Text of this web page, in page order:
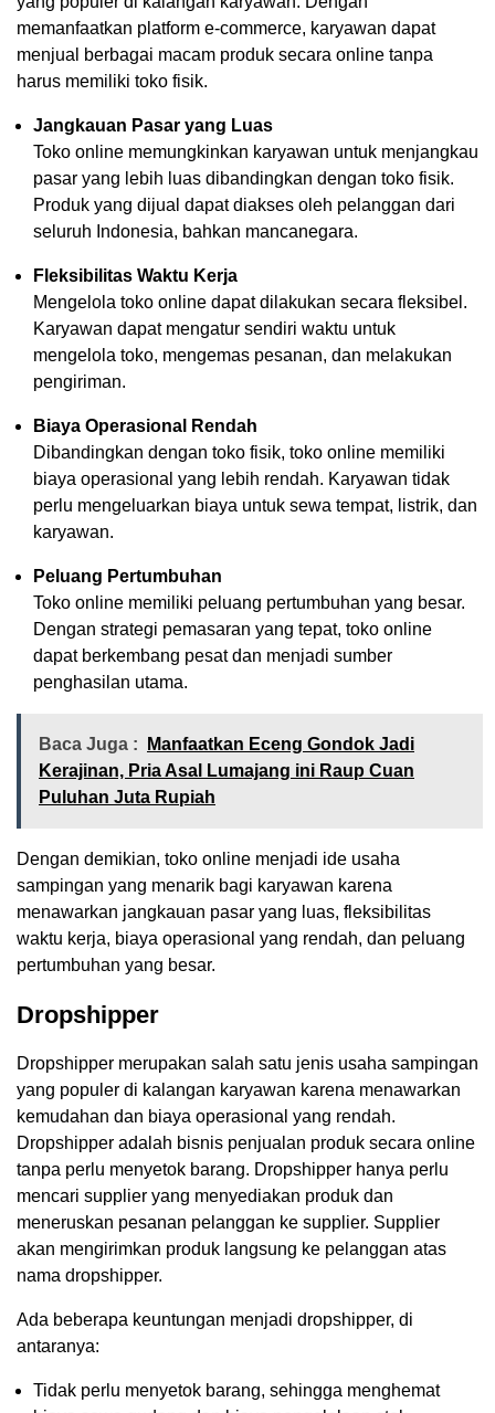
memanfaatkan platform e-commerce, karyawan dapat
menjual berbagai macam produk secara online tanpa
harus memiliki toko fisik.
Jangkauan Pasar yang Luas
Toko online memungkinkan karyawan untuk menjangkau
pasar yang lebih luas dibandingkan dengan toko fisik.
Produk yang dijual dapat diakses oleh pelanggan dari
seluruh Indonesia, bahkan mancanegara.
Fleksibilitas Waktu Kerja
Mengelola toko online dapat dilakukan secara fleksibel.
Karyawan dapat mengatur sendiri waktu untuk
mengelola toko, mengemas pesanan, dan melakukan
pengiriman.
Biaya Operasional Rendah
Dibandingkan dengan toko fisik, toko online memiliki
biaya operasional yang lebih rendah. Karyawan tidak
perlu mengeluarkan biaya untuk sewa tempat, listrik, dan
karyawan.
Peluang Pertumbuhan
Toko online memiliki peluang pertumbuhan yang besar.
Dengan strategi pemasaran yang tepat, toko online
dapat berkembang pesat dan menjadi sumber
penghasilan utama.
Baca Juga :
Manfaatkan Eceng Gondok Jadi
Kerajinan, Pria Asal Lumajang ini Raup Cuan
Puluhan Juta Rupiah
Dengan demikian, toko online menjadi ide usaha
sampingan yang menarik bagi karyawan karena
menawarkan jangkauan pasar yang luas, fleksibilitas
waktu kerja, biaya operasional yang rendah, dan peluang
pertumbuhan yang besar.
Dropshipper
Dropshipper merupakan salah satu jenis usaha sampingan
yang populer di kalangan karyawan karena menawarkan
kemudahan dan biaya operasional yang rendah.
Dropshipper adalah bisnis penjualan produk secara online
tanpa perlu menyetok barang. Dropshipper hanya perlu
mencari supplier yang menyediakan produk dan
meneruskan pesanan pelanggan ke supplier. Supplier
akan mengirimkan produk langsung ke pelanggan atas
nama dropshipper.
Ada beberapa keuntungan menjadi dropshipper, di
antaranya:
Tidak perlu menyetok barang, sehingga menghemat